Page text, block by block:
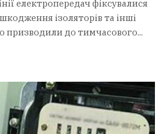
електропередач фіксувалися
ізоляторів та інші
призводили до тимчасового...